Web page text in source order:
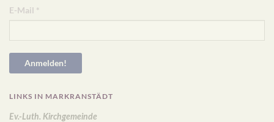
E-Mail *
LINKS IN MARKRANSTÄDT
Ev.-Luth. Kirchgemeinde